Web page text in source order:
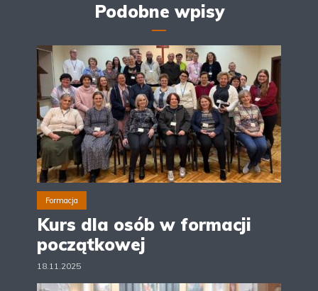
Podobne wpisy
Formacja
Kurs dla osób w formacji
początkowej
18.11.2025